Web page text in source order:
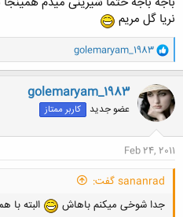
نریا گل مریم
و
ا
ک
ن
ش
ه
ا
golemaryam_1983
golemaryam_1983
عضو جدید کاربر ممتاز
Feb 24, 2011
sananrad گفت:
جدا شوخی میکنم باهاش
البته